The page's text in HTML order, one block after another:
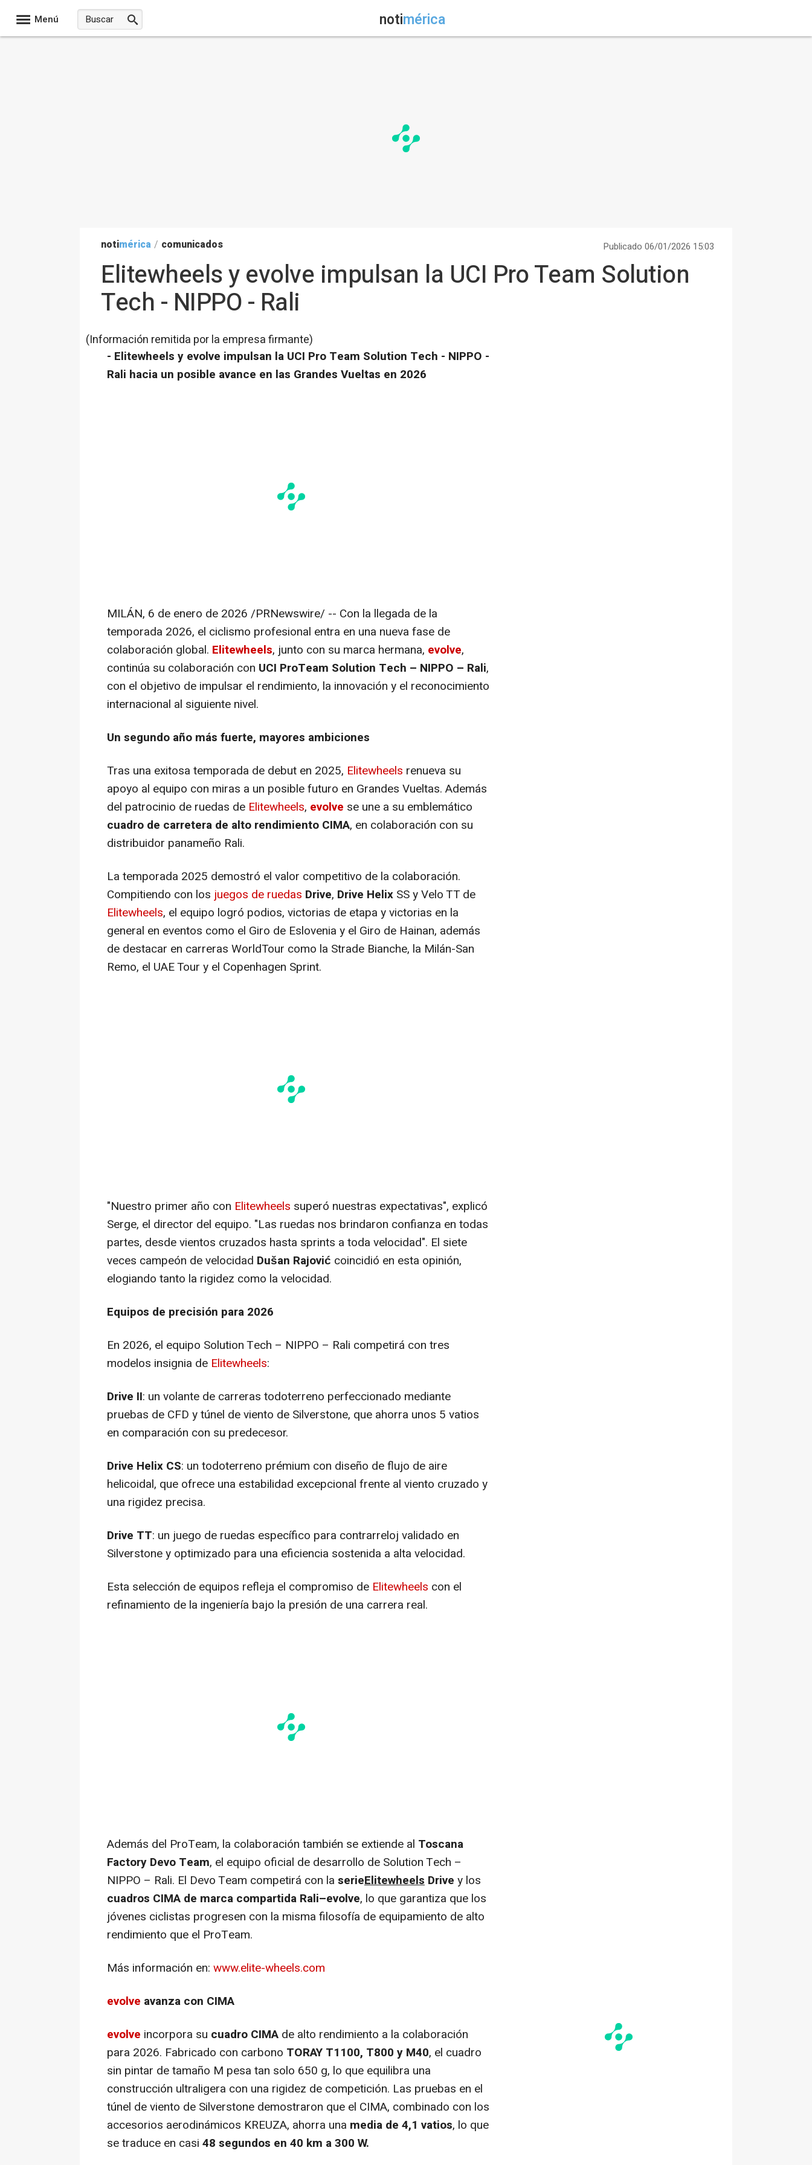
Menú notimérica
notimérica / comunicados Publicado 06/01/2026 15:03
Elitewheels y evolve impulsan la UCI Pro Team Solution
Tech - NIPPO - Rali
(Información remitida por la empresa firmante)
- Elitewheels y evolve impulsan la UCI Pro Team Solution Tech - NIPPO -
Rali hacia un posible avance en las Grandes Vueltas en 2026
MILÁN, 6 de enero de 2026 /PRNewswire/ -- Con la llegada de la
temporada 2026, el ciclismo profesional entra en una nueva fase de
colaboración global. Elitewheels, junto con su marca hermana, evolve,
continúa su colaboración con UCI ProTeam Solution Tech – NIPPO – Rali,
con el objetivo de impulsar el rendimiento, la innovación y el reconocimiento
internacional al siguiente nivel.
Un segundo año más fuerte, mayores ambiciones
Tras una exitosa temporada de debut en 2025, Elitewheels renueva su
apoyo al equipo con miras a un posible futuro en Grandes Vueltas. Además
del patrocinio de ruedas de Elitewheels, evolve se une a su emblemático
cuadro de carretera de alto rendimiento CIMA, en colaboración con su
distribuidor panameño Rali.
La temporada 2025 demostró el valor competitivo de la colaboración.
Compitiendo con los juegos de ruedas Drive, Drive Helix SS y Velo TT de
Elitewheels, el equipo logró podios, victorias de etapa y victorias en la
general en eventos como el Giro de Eslovenia y el Giro de Hainan, además
de destacar en carreras WorldTour como la Strade Bianche, la Milán-San
Remo, el UAE Tour y el Copenhagen Sprint.
"Nuestro primer año con Elitewheels superó nuestras expectativas", explicó
Serge, el director del equipo. "Las ruedas nos brindaron confianza en todas
partes, desde vientos cruzados hasta sprints a toda velocidad". El siete
veces campeón de velocidad Dušan Rajović coincidió en esta opinión,
elogiando tanto la rigidez como la velocidad.
Equipos de precisión para 2026
En 2026, el equipo Solution Tech – NIPPO – Rali competirá con tres
modelos insignia de Elitewheels:
Drive II: un volante de carreras todoterreno perfeccionado mediante
pruebas de CFD y túnel de viento de Silverstone, que ahorra unos 5 vatios
en comparación con su predecesor.
Drive Helix CS: un todoterreno prémium con diseño de flujo de aire
helicoidal, que ofrece una estabilidad excepcional frente al viento cruzado y
una rigidez precisa.
Drive TT: un juego de ruedas específico para contrarreloj validado en
Silverstone y optimizado para una eficiencia sostenida a alta velocidad.
Esta selección de equipos refleja el compromiso de Elitewheels con el
refinamiento de la ingeniería bajo la presión de una carrera real.
Además del ProTeam, la colaboración también se extiende al Toscana
Factory Devo Team, el equipo oficial de desarrollo de Solution Tech –
NIPPO – Rali. El Devo Team competirá con la serieElitewheels Drive y los
cuadros CIMA de marca compartida Rali–evolve, lo que garantiza que los
jóvenes ciclistas progresen con la misma filosofía de equipamiento de alto
rendimiento que el ProTeam.
Más información en: www.elite-wheels.com
evolve avanza con CIMA
evolve incorpora su cuadro CIMA de alto rendimiento a la colaboración
para 2026. Fabricado con carbono TORAY T1100, T800 y M40, el cuadro
sin pintar de tamaño M pesa tan solo 650 g, lo que equilibra una
construcción ultraligera con una rigidez de competición. Las pruebas en el
túnel de viento de Silverstone demostraron que el CIMA, combinado con los
accesorios aerodinámicos KREUZA, ahorra una media de 4,1 vatios, lo que
se traduce en casi 48 segundos en 40 km a 300 W.